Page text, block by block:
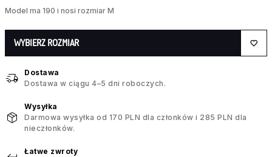
Model ma 190 i nosi rozmiar M
WYBIERZ ROZMIAR
Dostawa
Dostawa w ciągu 4–5 dni roboczych.
Wysyłka
Darmowa wysyłka od 170 PLN dla członków i 285 PLN dla
nieczłonków.
Łatwe zwroty